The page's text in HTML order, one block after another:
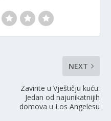
NEXT
Zavirite u Vještičju kuću:
Jedan od najunikatnijih
domova u Los Angelesu